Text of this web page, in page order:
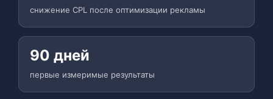
снижение CPL после оптимизации рекламы
90 дней
первые измеримые результаты